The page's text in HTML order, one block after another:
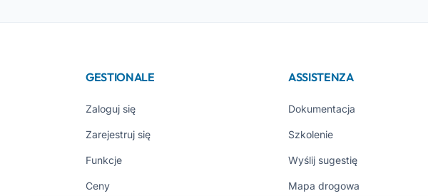
GESTIONALE
Zaloguj się
Zarejestruj się
Funkcje
Ceny
ASSISTENZA
Dokumentacja
Szkolenie
Wyślij sugestię
Mapa drogowa